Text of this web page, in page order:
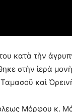
κατὰ τὴν
στὴν ἱερὰ
καὶ
Μόρφου κ.